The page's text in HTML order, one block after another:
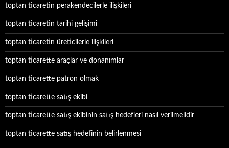
toptan ticaretin perakendecilerle ilişkileri
toptan ticaretin tarihi gelişimi
toptan ticaretin üreticilerle ilişkileri
toptan ticarette araçlar ve donanımlar
toptan ticarette patron olmak
toptan ticarette satış ekibi
toptan ticarette satış ekibinin satış hedefleri nasıl verilmelidir
toptan ticarette satış hedefinin belirlenmesi